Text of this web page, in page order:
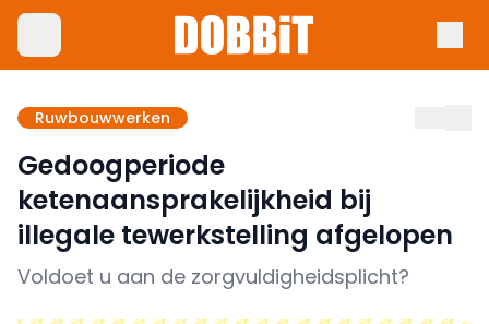
Ruwbouwwerken
Gedoogperiode
ketenaansprakelijkheid bij
illegale tewerkstelling afgelopen
Voldoet u aan de zorgvuldigheidsplicht?